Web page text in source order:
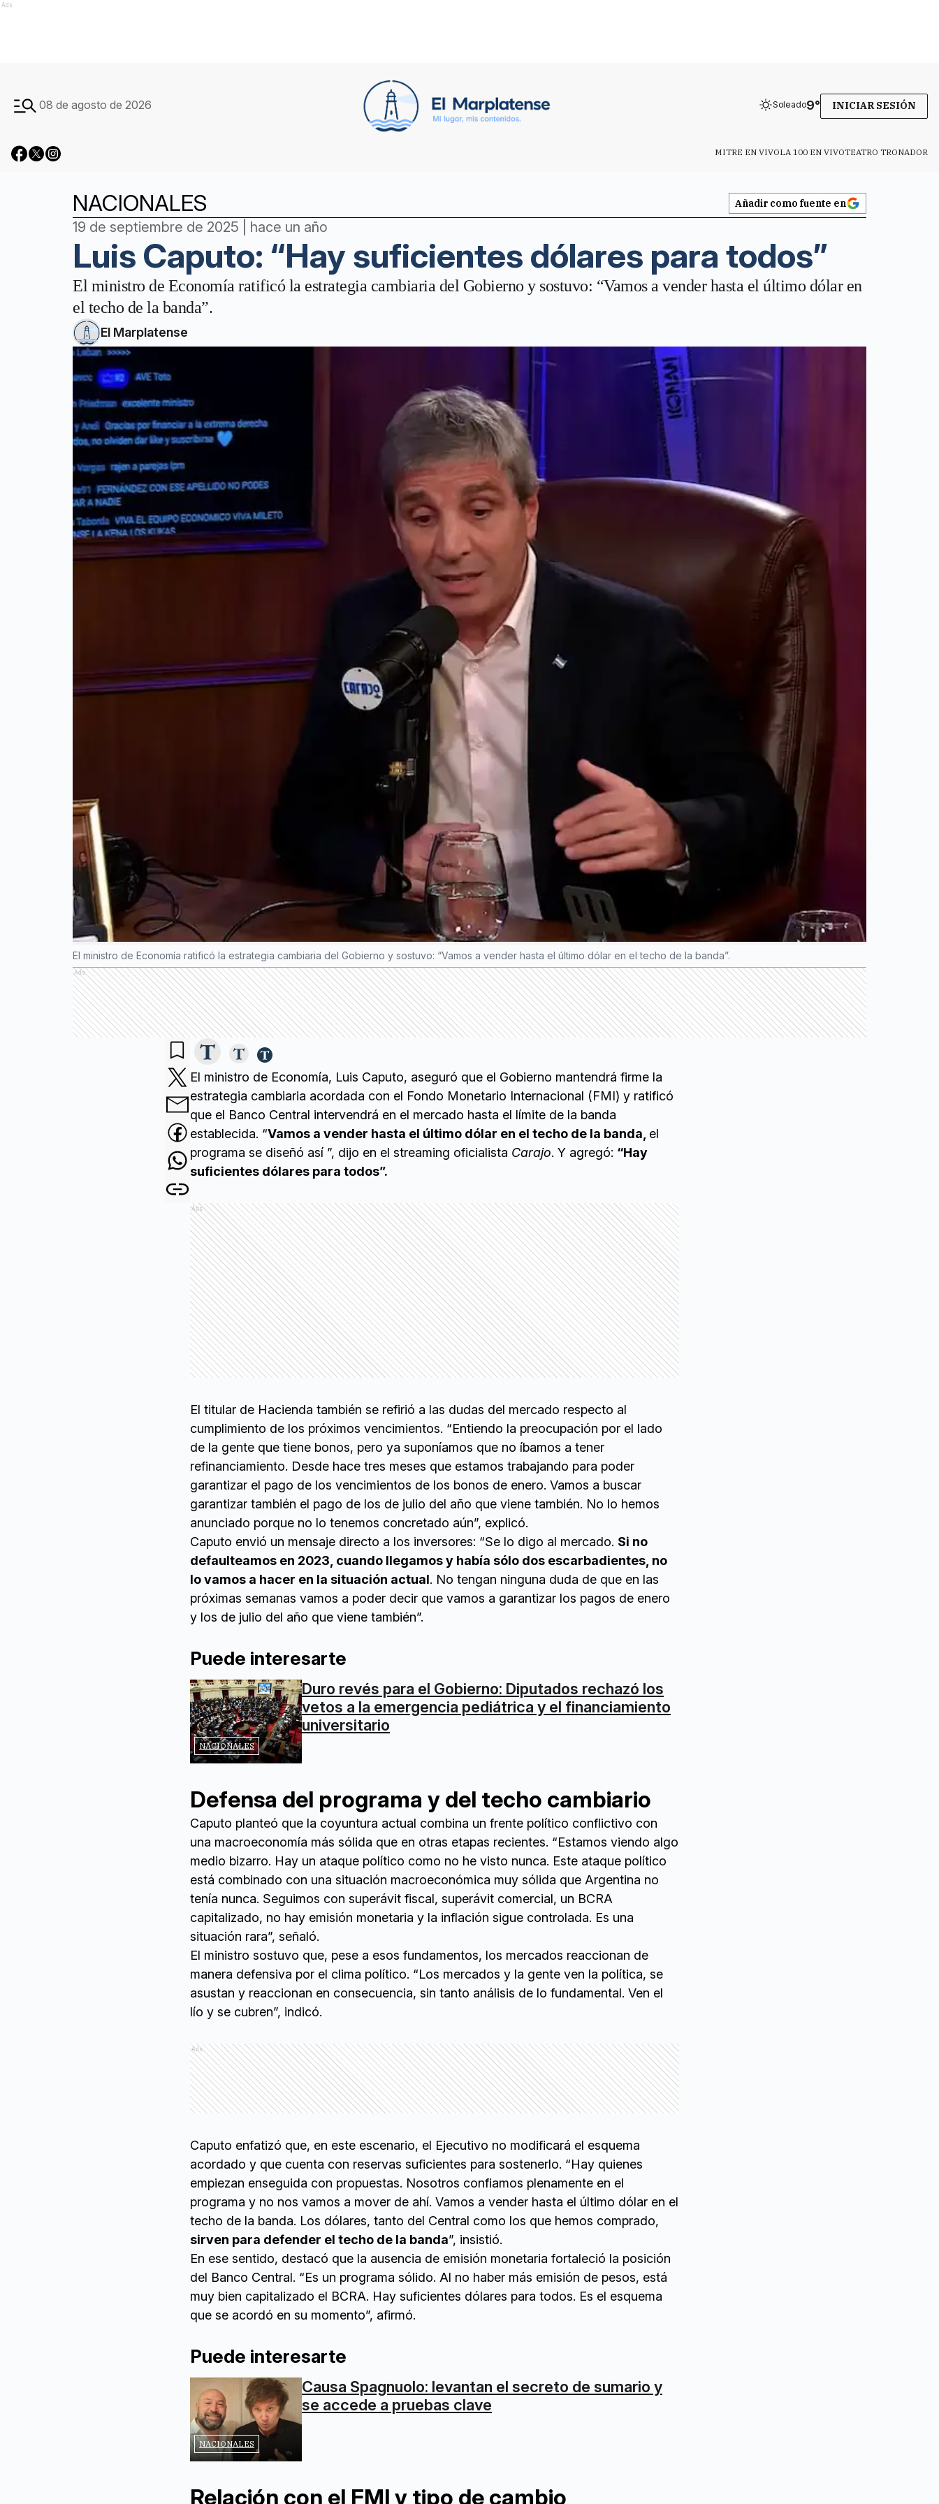
Ads
08 de agosto de 2026 Soleado9° INICIAR SESIÓN
MITRE EN VIVOLA 100 EN VIVOTEATRO TRONADOR
NACIONALES Añadir como fuente en
19 de septiembre de 2025 | hace un año
Luis Caputo: “Hay suficientes dólares para todos”
El ministro de Economía ratificó la estrategia cambiaria del Gobierno y sostuvo: “Vamos a vender hasta el último dólar en
el techo de la banda”.
El Marplatense
El ministro de Economía ratificó la estrategia cambiaria del Gobierno y sostuvo: “Vamos a vender hasta el último dólar en el techo de la banda”.
Ads
El ministro de Economía, Luis Caputo, aseguró que el Gobierno mantendrá firme la
estrategia cambiaria acordada con el Fondo Monetario Internacional (FMI) y ratificó
que el Banco Central intervendrá en el mercado hasta el límite de la banda
establecida. “Vamos a vender hasta el último dólar en el techo de la banda, el
programa se diseñó así ”, dijo en el streaming oficialista Carajo. Y agregó: “Hay
suficientes dólares para todos”.
Ads
El titular de Hacienda también se refirió a las dudas del mercado respecto al
cumplimiento de los próximos vencimientos. “Entiendo la preocupación por el lado
de la gente que tiene bonos, pero ya suponíamos que no íbamos a tener
refinanciamiento. Desde hace tres meses que estamos trabajando para poder
garantizar el pago de los vencimientos de los bonos de enero. Vamos a buscar
garantizar también el pago de los de julio del año que viene también. No lo hemos
anunciado porque no lo tenemos concretado aún”, explicó.
Caputo envió un mensaje directo a los inversores: “Se lo digo al mercado. Si no
defaulteamos en 2023, cuando llegamos y había sólo dos escarbadientes, no
lo vamos a hacer en la situación actual. No tengan ninguna duda de que en las
próximas semanas vamos a poder decir que vamos a garantizar los pagos de enero
y los de julio del año que viene también”.
Puede interesarte
NACIONALES
Duro revés para el Gobierno: Diputados rechazó los
vetos a la emergencia pediátrica y el financiamiento
universitario
Defensa del programa y del techo cambiario
Caputo planteó que la coyuntura actual combina un frente político conflictivo con
una macroeconomía más sólida que en otras etapas recientes. “Estamos viendo algo
medio bizarro. Hay un ataque político como no he visto nunca. Este ataque político
está combinado con una situación macroeconómica muy sólida que Argentina no
tenía nunca. Seguimos con superávit fiscal, superávit comercial, un BCRA
capitalizado, no hay emisión monetaria y la inflación sigue controlada. Es una
situación rara”, señaló.
El ministro sostuvo que, pese a esos fundamentos, los mercados reaccionan de
manera defensiva por el clima político. “Los mercados y la gente ven la política, se
asustan y reaccionan en consecuencia, sin tanto análisis de lo fundamental. Ven el
lío y se cubren”, indicó.
Ads
Caputo enfatizó que, en este escenario, el Ejecutivo no modificará el esquema
acordado y que cuenta con reservas suficientes para sostenerlo. “Hay quienes
empiezan enseguida con propuestas. Nosotros confiamos plenamente en el
programa y no nos vamos a mover de ahí. Vamos a vender hasta el último dólar en el
techo de la banda. Los dólares, tanto del Central como los que hemos comprado,
sirven para defender el techo de la banda”, insistió.
En ese sentido, destacó que la ausencia de emisión monetaria fortaleció la posición
del Banco Central. “Es un programa sólido. Al no haber más emisión de pesos, está
muy bien capitalizado el BCRA. Hay suficientes dólares para todos. Es el esquema
que se acordó en su momento”, afirmó.
Puede interesarte
NACIONALES
Causa Spagnuolo: levantan el secreto de sumario y
se accede a pruebas clave
Relación con el FMI y tipo de cambio